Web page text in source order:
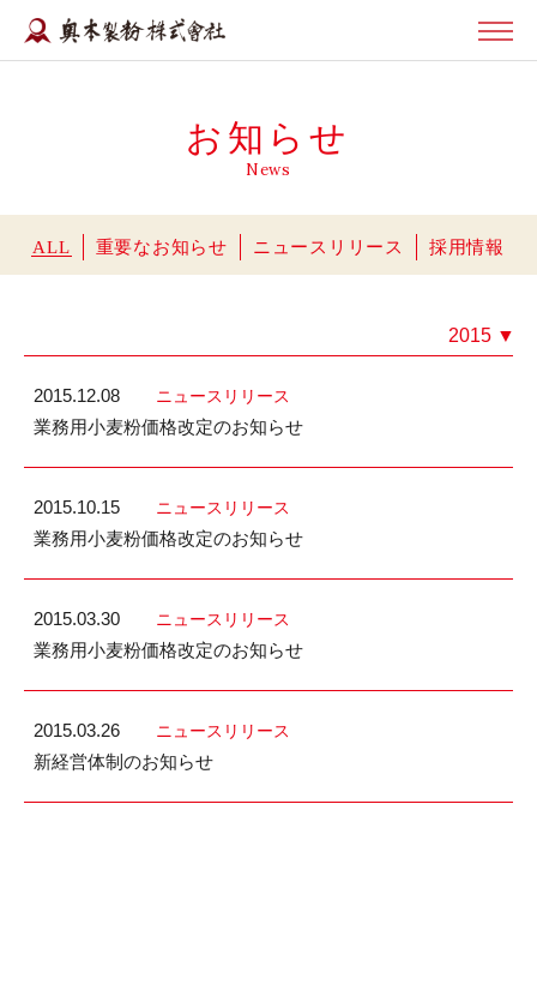
お知らせ
News
ALL 重要なお知らせ ニュースリリース 採用情報
2015 ▼
2015.12.08 ニュースリリース
業務用小麦粉価格改定のお知らせ
2015.10.15 ニュースリリース
業務用小麦粉価格改定のお知らせ
2015.03.30 ニュースリリース
業務用小麦粉価格改定のお知らせ
2015.03.26 ニュースリリース
新経営体制のお知らせ